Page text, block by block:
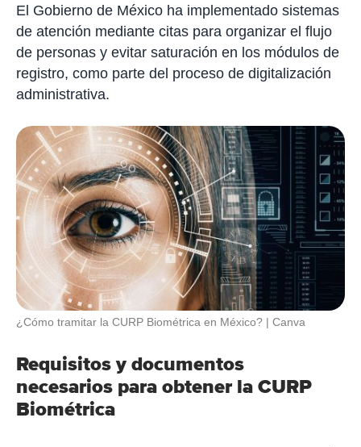
El Gobierno de México ha implementado sistemas
de atención mediante citas para organizar el flujo
de personas y evitar saturación en los módulos de
registro, como parte del proceso de digitalización
administrativa.
¿Cómo tramitar la CURP Biométrica en México? Canva
Requisitos y documentos
necesarios para obtener la CURP
Biométrica